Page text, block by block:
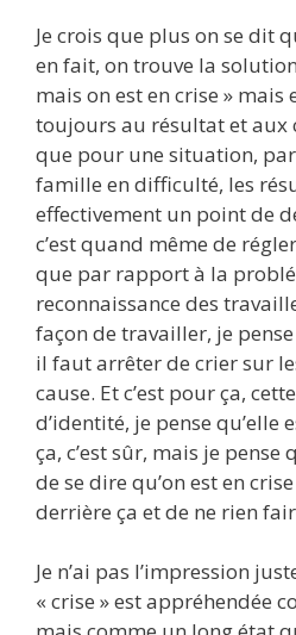
Je crois que plus on se dit
en fait, on trouve la
mais on est en crise » mais
toujours au résultat et aux
que pour une situation,
famille en difficulté, les
effectivement un point de
c’est quand même de
que par rapport à la
reconnaissance des
façon de travailler, je
il faut arrêter de crier sur
cause. Et c’est pour ça,
d’identité, je pense qu’elle
ça, c’est sûr, mais je pense
de se dire qu’on est en
derrière ça et de ne rien
Je n’ai pas l’impression
« crise » est appréhendée